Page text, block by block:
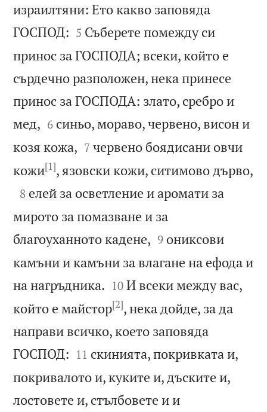
израилтяни: Ето какво заповяда
ГОСПОД: 

5 Съберете помежду си
принос за ГОСПОДА; всеки, който е
сърдечно разположен, нека принесе
принос за ГОСПОДА: злато, сребро и
мед, 

6 синьо, мораво, червено, висон и
козя кожа, 

7 червено боядисани овчи
кожи[1], язовски кожи, ситимово дърво,

8 елей за осветление и аромати за
мирото за помазване и за
благоуханното кадене, 

9 ониксови
камъни и камъни за влагане на ефода и
на нагръдника. 

10 И всеки между вас,
който е майстор[2], нека дойде, за да
направи всичко, което заповяда
ГОСПОД: 

11 скинията, покривката и,
покривалото и, куките и, дъските и,
лостовете и, стълбовете и и